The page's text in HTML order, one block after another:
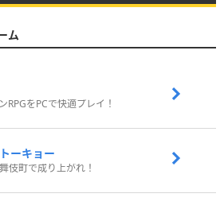
ム
RPGをPCで快適プレイ！
ーキョー
伎町で成り上がれ！